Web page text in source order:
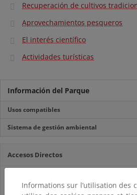
Recuperación de cultivos
Aprovechamientos pesqueros
El interés científico
Actividades turísticas
Información del Parque
Usos compatibles
Sistema de gestión ambiental
Accesos Directos
Informations sur l’utilisation des